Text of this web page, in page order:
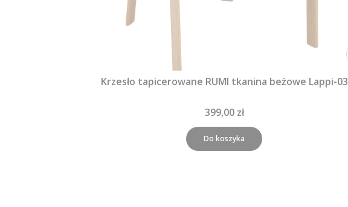
Krzesło tapicerowane RUMI tkanina beżowe Lappi-03
399,00 zł
Do koszyka